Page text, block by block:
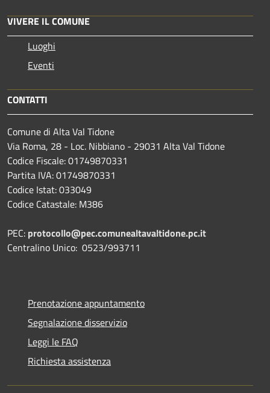
VIVERE IL COMUNE
Luoghi
Eventi
CONTATTI
Comune di Alta Val Tidone
Via Roma, 28 - Loc. Nibbiano - 29031 Alta Val Tidone
Codice Fiscale: 01749870331
Partita IVA: 01749870331
Codice Istat: 033049
Codice Catastale: M386
PEC: protocollo@pec.comunealtavaltidone.pc.it
Centralino Unico: 0523/993711
Prenotazione appuntamento
Segnalazione disservizio
Leggi le FAQ
Richiesta assistenza